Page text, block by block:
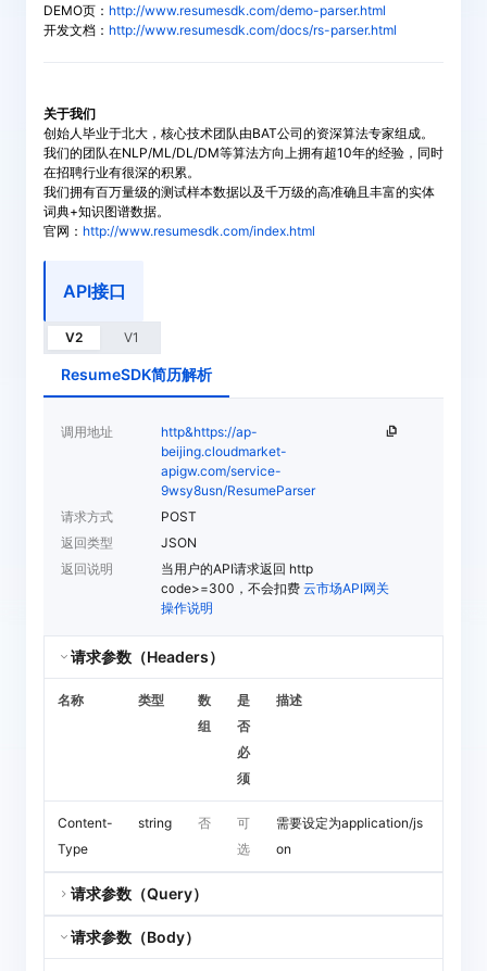
DEMO页： http://www.resumesdk.com/demo-parser.html
开发文档： http://www.resumesdk.com/docs/rs-parser.html
关于我们
创始人毕业于北大，核心技术团队由BAT公司的资深算法专家组成。
我们的团队在NLP/ML/DL/DM等算法方向上拥有超10年的经验，同时
在招聘行业有很深的积累。
我们拥有百万量级的测试样本数据以及千万级的高准确且丰富的实体
词典+知识图谱数据。
官网： http://www.resumesdk.com/index.html
API接口
V2 V1
ResumeSDK简历解析
调用地址
http&https://ap-
beijing.cloudmarket-
apigw.com/service-
9wsy8usn/ResumeParser
请求方式
POST
返回类型
JSON
返回说明
当用户的API请求返回 http
code>=300，不会扣费 云市场API网关
操作说明
请求参数（Headers）
名称 类型
数
组
是
否
必
须
描述
Content-
Type
string 否
可
选
需要设定为application/js
on
请求参数（Query）
请求参数（Body）